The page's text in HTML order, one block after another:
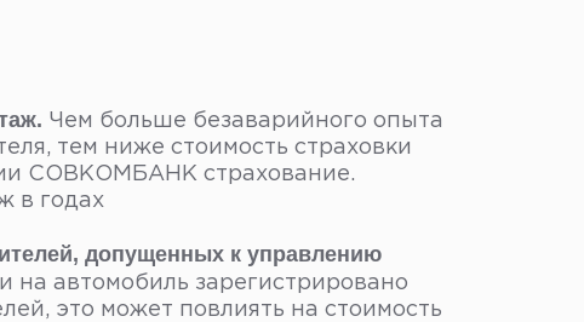
Чем больше безаварийного опыта
тем ниже стоимость страховки
СОВКОМБАНК страхование.
в годах
допущенных к управлению
на автомобиль зарегистрировано
это может повлиять на стоимость